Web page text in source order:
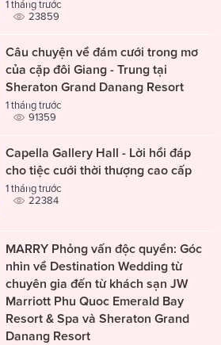
1 tháng trước
23859
Câu chuyện về đám cưới trong mơ
của cặp đôi Giang - Trung tại
Sheraton Grand Danang Resort
1 tháng trước
91359
Capella Gallery Hall - Lời hồi đáp
cho tiệc cưới thời thượng cao cấp
1 tháng trước
22384
MARRY Phỏng vấn độc quyền: Góc
nhìn về Destination Wedding từ
chuyên gia đến từ khách sạn JW
Marriott Phu Quoc Emerald Bay
Resort & Spa và Sheraton Grand
Danang Resort